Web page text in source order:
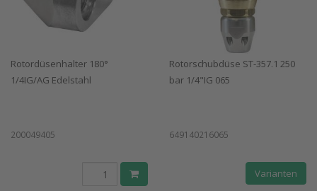
Rotordüsenhalter 180°
1/4IG/AG Edelstahl
200049405
Rotorschubdüse ST-357.1 250
bar 1/4"IG 065
649140216065
Varianten